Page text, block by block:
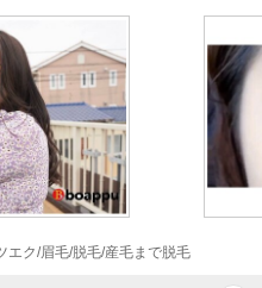
エク/眉毛/脱毛/産毛まで脱毛